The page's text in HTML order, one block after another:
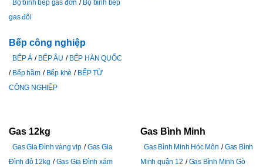
Bộ bình bếp gas đơn
Bộ bình bếp
gas đôi
Bếp công nghiệp
BẾP Á BẾP ÂU
BẾP HÀN QUỐC
Bếp hầm
Bếp khè
BẾP TỪ
CÔNG NGHIỆP
Gas 12kg
Gas Gia Đình vàng vip
Gas Gia
Đình đỏ 12kg
Gas Gia Đình xám
Gas Bình Minh
Gas Bình Minh Hóc Môn
Gas Bình
Minh quận 12
Gas Bình Minh Gò